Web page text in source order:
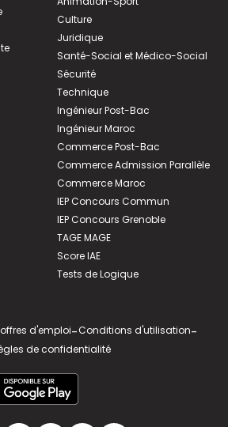
Culture
Juridique
Santé-Social et Médico-Social
Sécurité
Technique
Ingénieur Post-Bac
Ingénieur Maroc
Commerce Post-Bac
Commerce Admission Parallèle
Commerce Maroc
IEP Concours Commun
IEP Concours Grenoble
TAGE MAGE
Score IAE
Tests de Logique
d'emploi-Conditions d'utilisation-
de confidentialité